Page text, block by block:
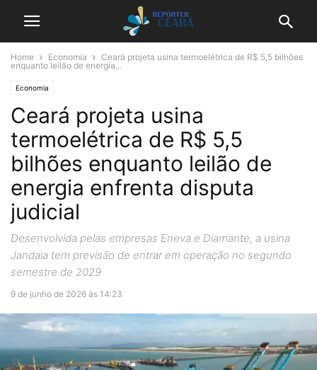
Home Economia
Ceará projeta usina termoelétrica de R$ 5,5 bilhões
enquanto leilão de energia...
Economia
Ceará projeta usina
termoelétrica de R$ 5,5
bilhões enquanto leilão de
energia enfrenta disputa
judicial
Desenvolvida pelas empresas Eneva e Diamante, a usina
Jandaia tem previsão de entrar em operação no segundo
semestre de 2029
9 de junho de 2026 às 14:23